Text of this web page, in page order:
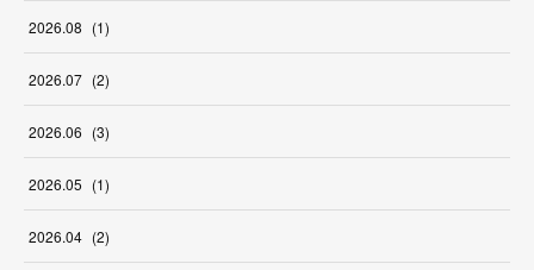
2026.08 (1)
2026.07 (2)
2026.06 (3)
2026.05 (1)
2026.04 (2)